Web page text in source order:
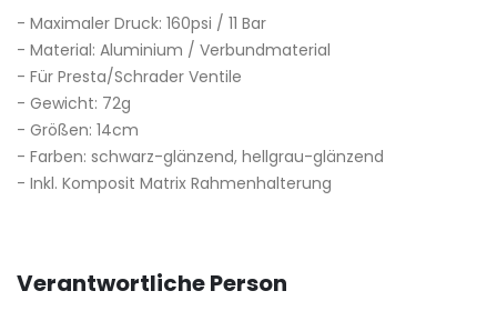
- Maximaler Druck: 160psi / 11 Bar
- Material: Aluminium / Verbundmaterial
- Für Presta/Schrader Ventile
- Gewicht: 72g
- Größen: 14cm
- Farben: schwarz-glänzend, hellgrau-glänzend
- Inkl. Komposit Matrix Rahmenhalterung
Verantwortliche Person